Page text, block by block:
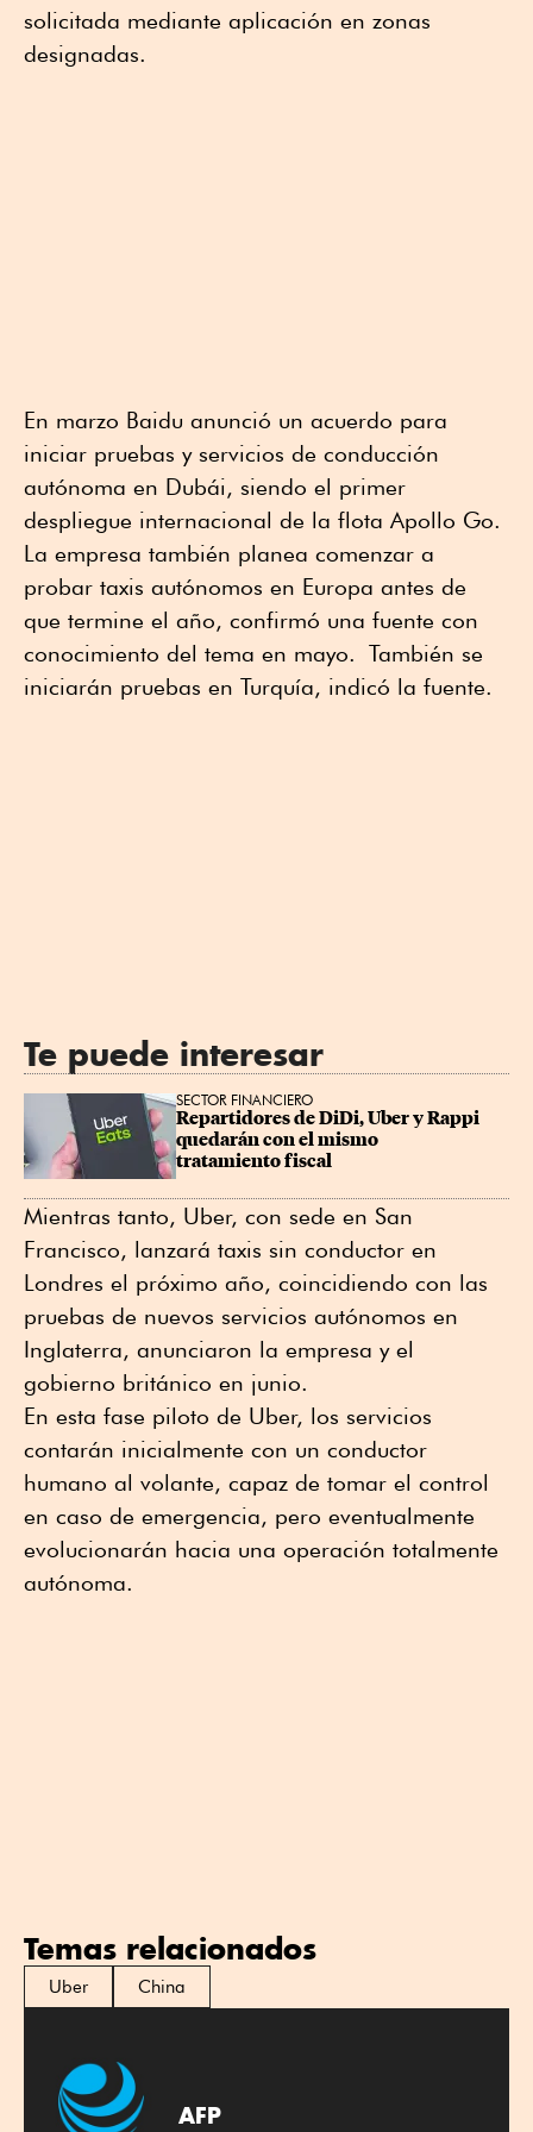
solicitada mediante aplicación en zonas
designadas.
En marzo Baidu anunció un acuerdo para
iniciar pruebas y servicios de conducción
autónoma en Dubái, siendo el primer
despliegue internacional de la flota Apollo Go.
La empresa también planea comenzar a
probar taxis autónomos en Europa antes de
que termine el año, confirmó una fuente con
conocimiento del tema en mayo. También se
iniciarán pruebas en Turquía, indicó la fuente.
Te puede interesar
SECTOR FINANCIERO
Repartidores de DiDi, Uber y Rappi
quedarán con el mismo
tratamiento fiscal
Mientras tanto, Uber, con sede en San
Francisco, lanzará taxis sin conductor en
Londres el próximo año, coincidiendo con las
pruebas de nuevos servicios autónomos en
Inglaterra, anunciaron la empresa y el
gobierno británico en junio.
En esta fase piloto de Uber, los servicios
contarán inicialmente con un conductor
humano al volante, capaz de tomar el control
en caso de emergencia, pero eventualmente
evolucionarán hacia una operación totalmente
autónoma.
Temas relacionados
Uber China
AFP